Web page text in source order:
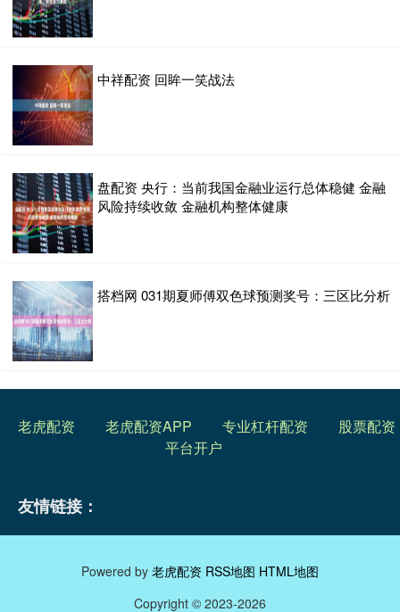
中祥配资 回眸一笑战法
盘配资 央行：当前我国金融业运行总体稳健 金融
风险持续收敛 金融机构整体健康
搭档网 031期夏师傅双色球预测奖号：三区比分析
老虎配资 老虎配资APP 专业杠杆配资
股票配资
平台开户
友情链接：
Powered by 老虎配资 RSS地图 HTML地图
Copyright © 2023-2026